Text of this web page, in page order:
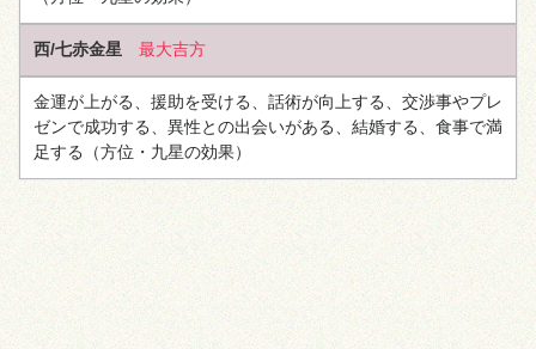
西/七赤金星 最大吉方
金運が上がる、援助を受ける、話術が向上する、交渉事やプレ
ゼンで成功する、異性との出会いがある、結婚する、食事で満
足する （方位・九星の効果）